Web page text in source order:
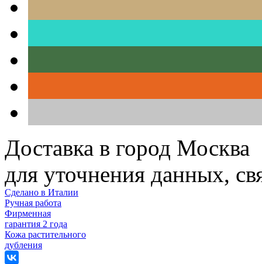
Доставка в город Москва
для уточнения данных,
Сделано в Италии
Ручная работа
Фирменная
гарантия 2 года
Кожа растительного
дубления